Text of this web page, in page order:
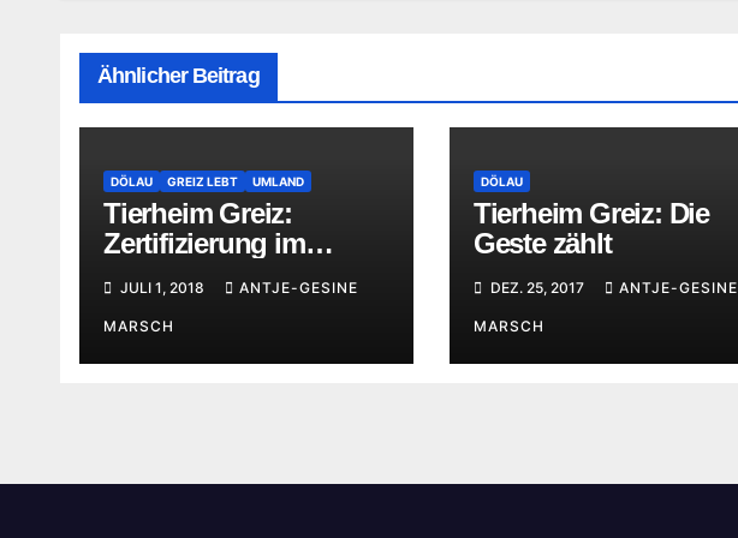
Ähnlicher Beitrag
DÖLAU GREIZ LEBT UMLAND
Tierheim Greiz:
Zertifizierung im
Fokus
JULI 1, 2018 ANTJE-GESINE
MARSCH
DÖLAU
Tierheim Greiz: Die
Geste zählt
DEZ. 25, 2017 ANTJE-GESINE
MARSCH